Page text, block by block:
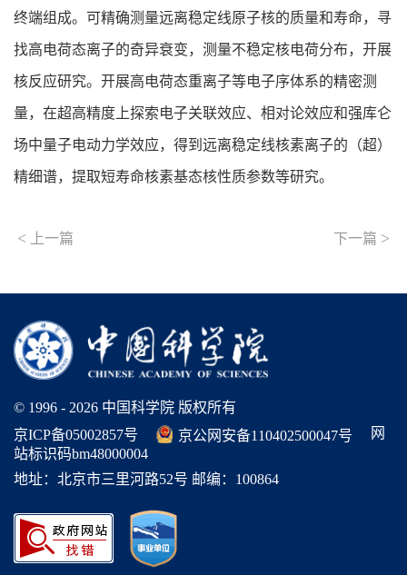
终端组成。可精确测量远离稳定线原子核的质量和寿命，寻
找高电荷态离子的奇异衰变，测量不稳定核电荷分布，开展
核反应研究。开展高电荷态重离子等电子序体系的精密测
量，在超高精度上探索电子关联效应、相对论效应和强库仑
场中量子电动力学效应，得到远离稳定线核素离子的（超）
精细谱，提取短寿命核素基态核性质参数等研究。
< 上一篇 下一篇 >
© 1996 - 2026 中国科学院 版权所有
京ICP备05002857号
京公网安备110402500047号
网
站标识码bm48000004
地址：北京市三里河路52号 邮编：100864